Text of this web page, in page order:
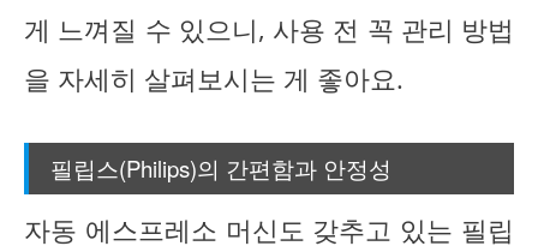
게 느껴질 수 있으니, 사용 전 꼭 관리 방법
을 자세히 살펴보시는 게 좋아요.
필립스(Philips)의 간편함과 안정성
자동 에스프레소 머신도 갖추고 있는 필립